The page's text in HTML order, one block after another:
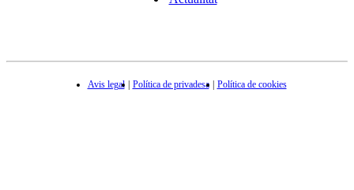
Avis legal Política de privadesa Política de cookies